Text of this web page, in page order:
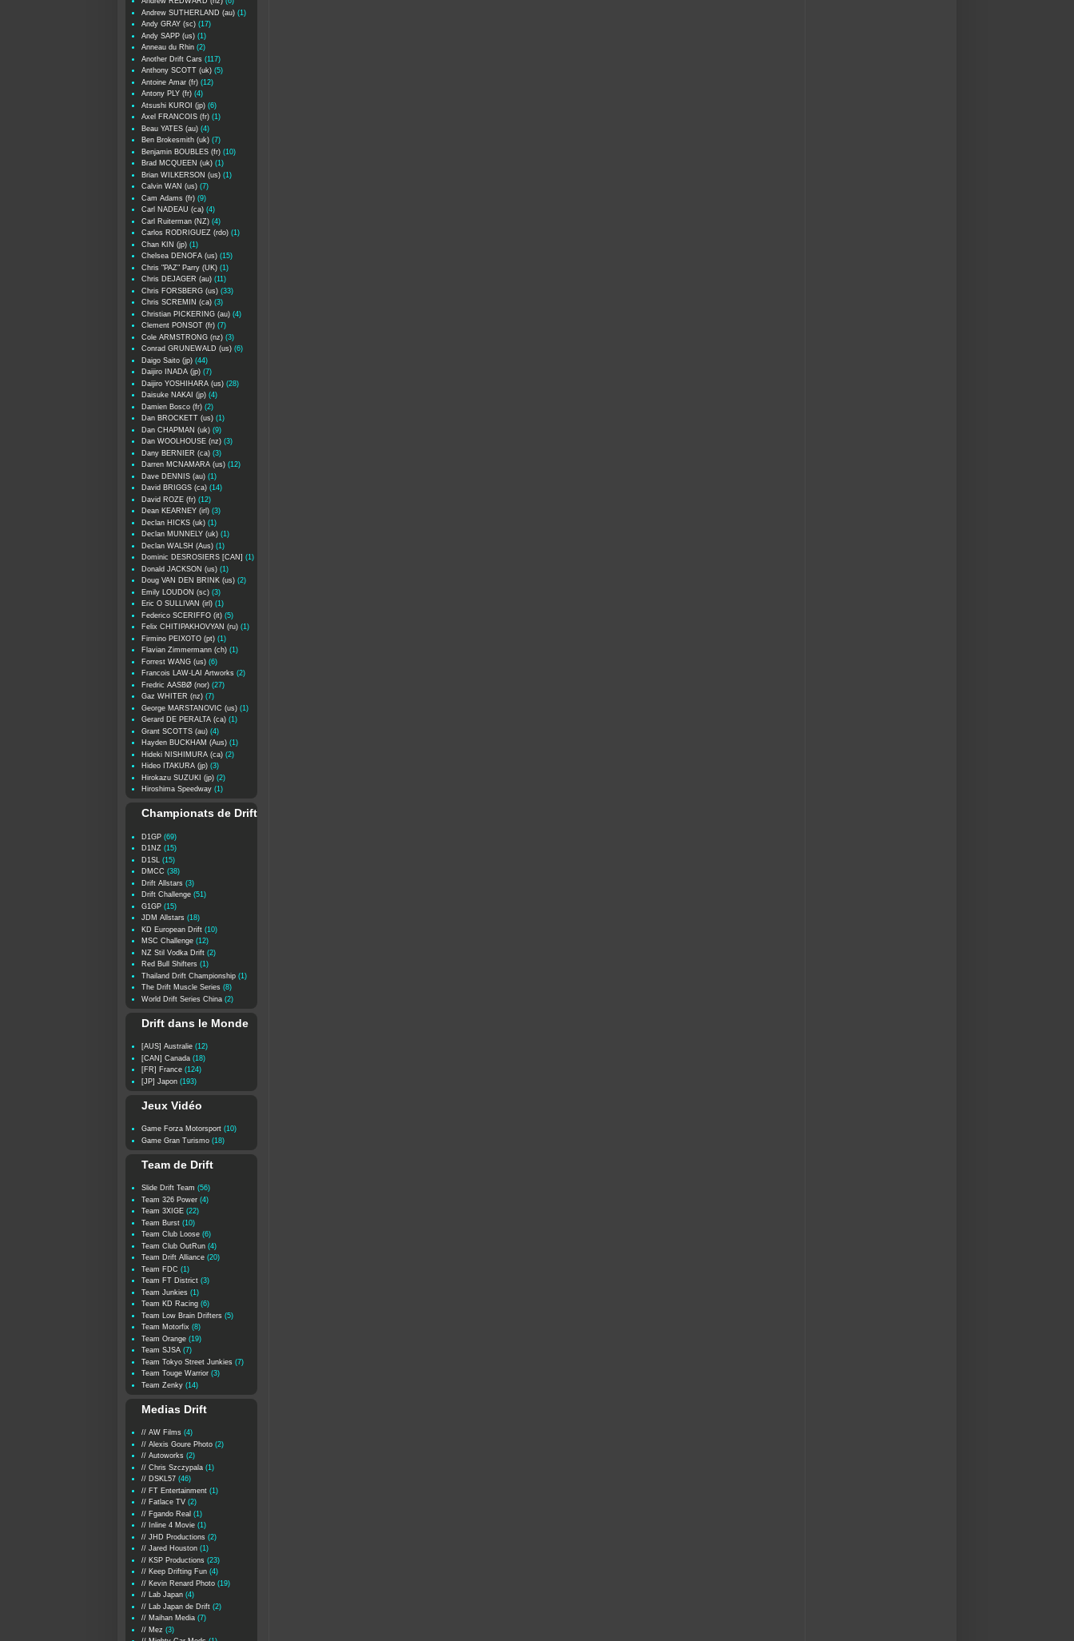
Andrew SUTHERLAND (au) (1)
Andy GRAY (sc) (17)
Andy SAPP (us) (1)
Anneau du Rhin (2)
Another Drift Cars (117)
Anthony SCOTT (uk) (5)
Antoine Amar (fr) (12)
Antony PLY (fr) (4)
Atsushi KUROI (jp) (6)
Axel FRANCOIS (fr) (1)
Beau YATES (au) (4)
Ben Brokesmith (uk) (7)
Benjamin BOUBLES (fr) (10)
Brad MCQUEEN (uk) (1)
Brian WILKERSON (us) (1)
Calvin WAN (us) (7)
Cam Adams (fr) (9)
Carl NADEAU (ca) (4)
Carl Ruiterman (NZ) (4)
Carlos RODRIGUEZ (rdo) (1)
Chan KIN (jp) (1)
Chelsea DENOFA (us) (15)
Chris "PAZ" Parry (UK) (1)
Chris DEJAGER (au) (11)
Chris FORSBERG (us) (33)
Chris SCREMIN (ca) (3)
Christian PICKERING (au) (4)
Clement PONSOT (fr) (7)
Cole ARMSTRONG (nz) (3)
Conrad GRUNEWALD (us) (6)
Daigo Saito (jp) (44)
Daijiro INADA (jp) (7)
Daijiro YOSHIHARA (us) (28)
Daisuke NAKAI (jp) (4)
Damien Bosco (fr) (2)
Dan BROCKETT (us) (1)
Dan CHAPMAN (uk) (9)
Dan WOOLHOUSE (nz) (3)
Dany BERNIER (ca) (3)
Darren MCNAMARA (us) (12)
Dave DENNIS (au) (1)
David BRIGGS (ca) (14)
David ROZE (fr) (12)
Dean KEARNEY (irl) (3)
Declan HICKS (uk) (1)
Declan MUNNELY (uk) (1)
Declan WALSH (Aus) (1)
Dominic DESROSIERS [CAN] (1)
Donald JACKSON (us) (1)
Doug VAN DEN BRINK (us) (2)
Emily LOUDON (sc) (3)
Eric O SULLIVAN (irl) (1)
Federico SCERIFFO (it) (5)
Felix CHITIPAKHOVYAN (ru) (1)
Firmino PEIXOTO (pt) (1)
Flavian Zimmermann (ch) (1)
Forrest WANG (us) (6)
Francois LAW-LAI Artworks (2)
Fredric AASBØ (nor) (27)
Gaz WHITER (nz) (7)
George MARSTANOVIC (us) (1)
Gerard DE PERALTA (ca) (1)
Grant SCOTTS (au) (4)
Hayden BUCKHAM (Aus) (1)
Hideki NISHIMURA (ca) (2)
Hideo ITAKURA (jp) (3)
Hirokazu SUZUKI (jp) (2)
Hiroshima Speedway (1)
Championats de Drift
D1GP (69)
D1NZ (15)
D1SL
(15)
DMCC (38)
Drift Allstars (3)
Drift Challenge (51)
G1GP (15)
JDM Allstars (18)
KD European Drift (10)
MSC Challenge (12)
NZ Stil Vodka Drift (2)
Red Bull Shifters (1)
Thailand Drift Championship (1)
The Drift Muscle Series (8)
World Drift Series China (2)
Drift dans le Monde
[AUS] Australie (12)
[CAN] Canada (18)
[FR] France (124)
[JP] Japon (193)
Jeux Vidéo
Game Forza Motorsport (10)
Game Gran Turismo (18)
Team de Drift
Slide Drift Team (56)
Team 326 Power (4)
Team 3XIGE (22)
Team Burst (10)
Team Club Loose (6)
Team Club OutRun (4)
Team Drift Alliance (20)
Team FDC (1)
Team FT District (3)
Team Junkies (1)
Team KD Racing (6)
Team Low Brain Drifters (5)
Team Motorfix (8)
Team Orange (19)
Team SJSA (7)
Team Tokyo Street Junkies (7)
Team Touge Warrior (3)
Team Zenky (14)
Medias Drift
// AW Films (4)
// Alexis Goure Photo (2)
// Autoworks (2)
// Chris Szczypala (1)
// DSKL57 (46)
// FT Entertainment (1)
// Fatlace TV (2)
// Fgando Real (1)
// Inline 4 Movie (1)
// JHD Productions (2)
// Jared Houston (1)
// KSP Productions (23)
// Keep Drifting Fun (4)
// Kevin Renard Photo (19)
// Lab Japan (4)
// Lab Japan de Drift (2)
// Maihan Media (7)
// Mez (3)